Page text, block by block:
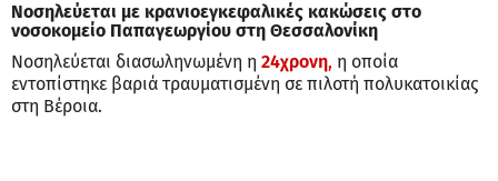
Νοσηλεύεται με κρανιοεγκεφαλικές κακώσεις στο
νοσοκομείο Παπαγεωργίου στη Θεσσαλονίκη
Νοσηλεύεται διασωληνωμένη η 24χρονη, η οποία
εντοπίστηκε βαριά τραυματισμένη σε πιλοτή πολυκατοικίας
στη Βέροια.